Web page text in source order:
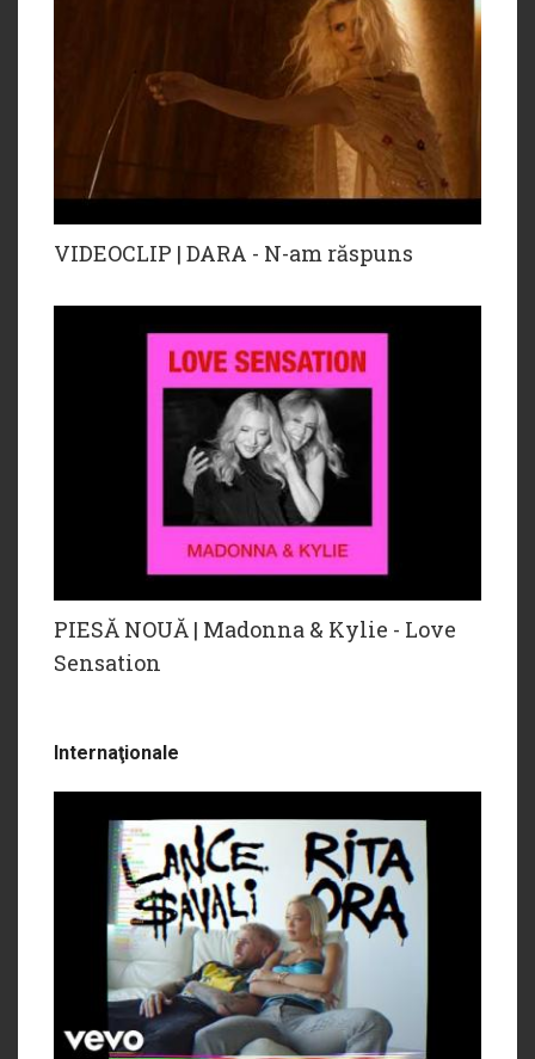
VIDEOCLIP | DARA - N-am răspuns
PIESĂ NOUĂ | Madonna & Kylie - Love
Sensation
Internaţionale